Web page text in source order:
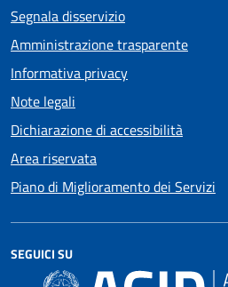
Segnala disservizio
Amministrazione trasparente
Informativa privacy
Note legali
Dichiarazione di accessibilità
Area riservata
Piano di Miglioramento dei Servizi
SEGUICI SU